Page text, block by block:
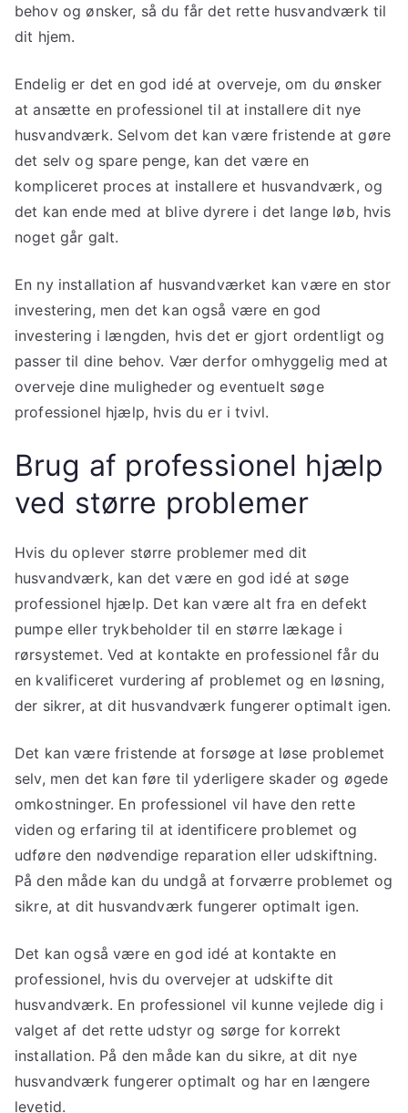
behov og ønsker, så du får det rette husvandværk til
dit hjem.
Endelig er det en god idé at overveje, om du ønsker
at ansætte en professionel til at installere dit nye
husvandværk. Selvom det kan være fristende at gøre
det selv og spare penge, kan det være en
kompliceret proces at installere et husvandværk, og
det kan ende med at blive dyrere i det lange løb, hvis
noget går galt.
En ny installation af husvandværket kan være en stor
investering, men det kan også være en god
investering i længden, hvis det er gjort ordentligt og
passer til dine behov. Vær derfor omhyggelig med at
overveje dine muligheder og eventuelt søge
professionel hjælp, hvis du er i tvivl.
Brug af professionel hjælp
ved større problemer
Hvis du oplever større problemer med dit
husvandværk, kan det være en god idé at søge
professionel hjælp. Det kan være alt fra en defekt
pumpe eller trykbeholder til en større lækage i
rørsystemet. Ved at kontakte en professionel får du
en kvalificeret vurdering af problemet og en løsning,
der sikrer, at dit husvandværk fungerer optimalt igen.
Det kan være fristende at forsøge at løse problemet
selv, men det kan føre til yderligere skader og øgede
omkostninger. En professionel vil have den rette
viden og erfaring til at identificere problemet og
udføre den nødvendige reparation eller udskiftning.
På den måde kan du undgå at forværre problemet og
sikre, at dit husvandværk fungerer optimalt igen.
Det kan også være en god idé at kontakte en
professionel, hvis du overvejer at udskifte dit
husvandværk. En professionel vil kunne vejlede dig i
valget af det rette udstyr og sørge for korrekt
installation. På den måde kan du sikre, at dit nye
husvandværk fungerer optimalt og har en længere
levetid.